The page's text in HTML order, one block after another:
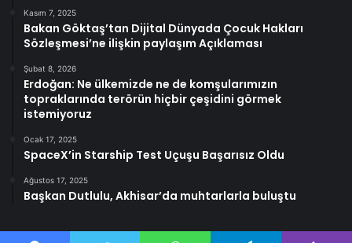
Kasım 7, 2025
Bakan Göktaş’tan Dijital Dünyada Çocuk Hakları
Sözleşmesi’ne ilişkin paylaşım Açıklaması
Şubat 8, 2026
Erdoğan: Ne ülkemizde ne de komşularımızın
topraklarında terörün hiçbir çeşidini görmek
istemiyoruz
Ocak 17, 2025
SpaceX’in Starship Test Uçuşu Başarısız Oldu
Ağustos 17, 2025
Başkan Dutlulu, Akhisar’da muhtarlarla buluştu